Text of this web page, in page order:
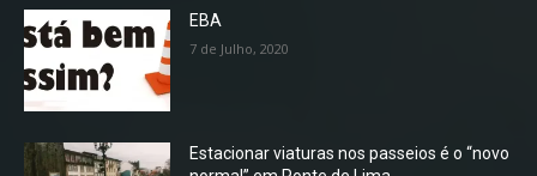
EBA
7 de Julho, 2020
Estacionar viaturas nos passeios é o “novo